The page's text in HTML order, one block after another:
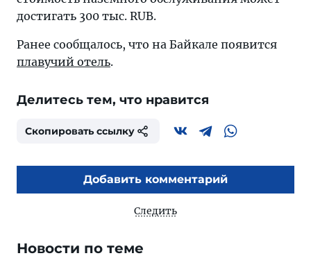
достигать 300 тыс. RUB.
Ранее сообщалось, что на Байкале появится
плавучий отель.
Делитесь тем, что нравится
Скопировать ссылку
Добавить комментарий
Следить
Новости по теме